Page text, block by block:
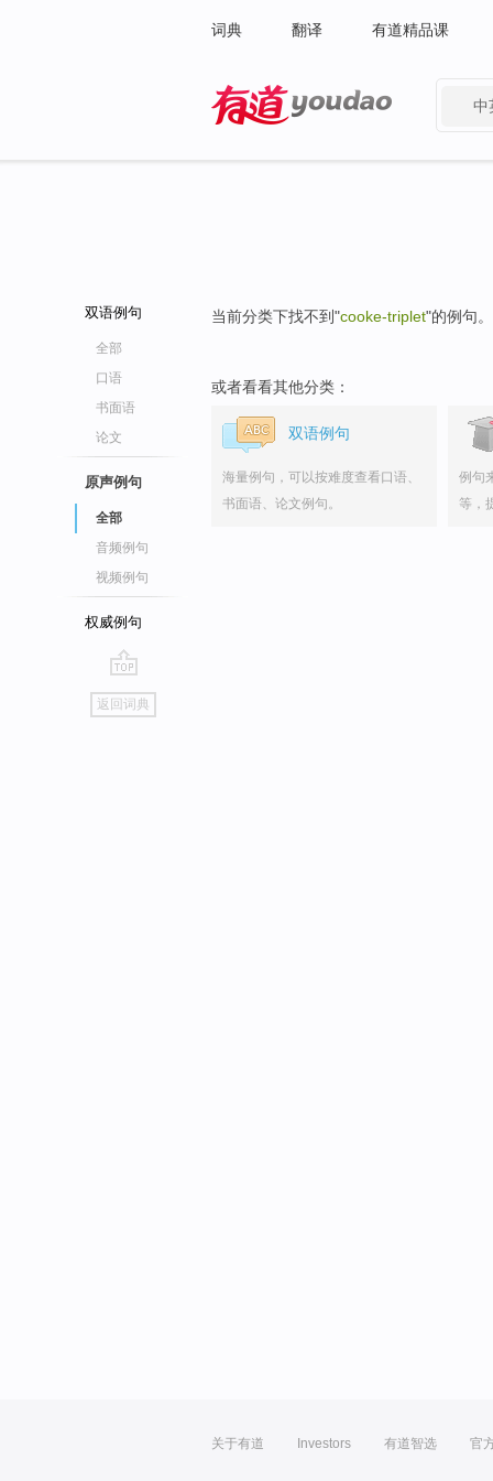
词典 翻译 有道精品课
中
双语例句
全部
口语
书面语
论文
原声例句
全部
音频例句
视频例句
权威例句
go
top
返回词典
当前分类下找不到"cooke-triplet"的例句。
或者看看其他分类：
双语例句
海量例句，可以按难度查看口语、
书面语、论文例句。
例句
等，
关于有道 Investors 有道智选 官